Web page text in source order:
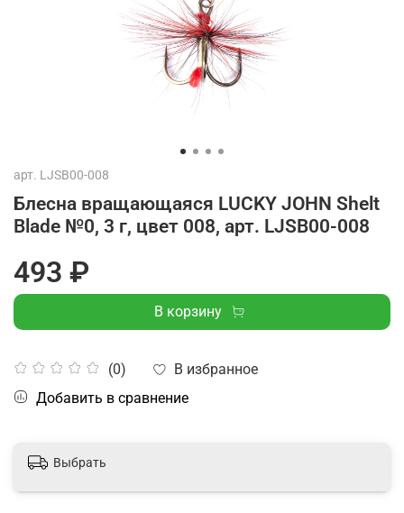
арт. LJSB00-008
Блесна вращающаяся LUCKY JOHN Shelt
Blade №0, 3 г, цвет 008, арт. LJSB00-008
(0)
В избранное
Добавить в сравнение
493 ₽
В корзину
Выбрать